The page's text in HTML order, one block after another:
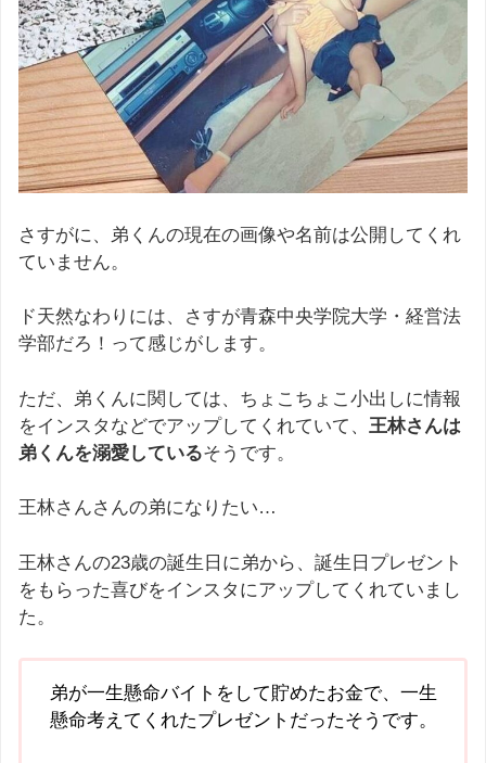
さすがに、弟くんの現在の画像や名前は公開してくれ
ていません。
ド天然なわりには、さすが青森中央学院大学・経営法
学部だろ！って感じがします。
ただ、弟くんに関しては、ちょこちょこ小出しに情報
をインスタなどでアップしてくれていて、 王林さんは
弟くんを溺愛しているそうです。
王林さんさんの弟になりたい…
王林さんの23歳の誕生日に弟から、誕生日プレゼント
をもらった喜びをインスタにアップしてくれていまし
た。
弟が一生懸命バイトをして貯めたお金で、一生
懸命考えてくれたプレゼントだったそうです。